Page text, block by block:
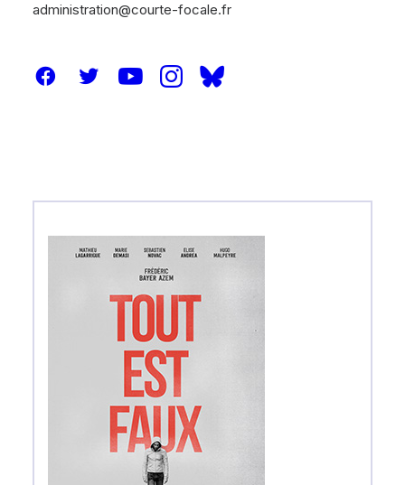
administration@courte-focale.fr